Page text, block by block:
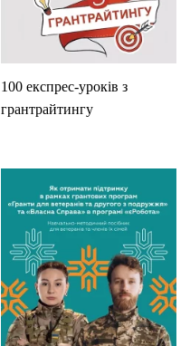
100 експрес-уроків з
грантрайтингу